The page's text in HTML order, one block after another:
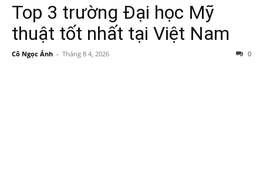
Top 3 trường Đại học Mỹ
thuật tốt nhất tại Việt Nam
Cô Ngọc Ánh - Tháng 8 4, 2026 0